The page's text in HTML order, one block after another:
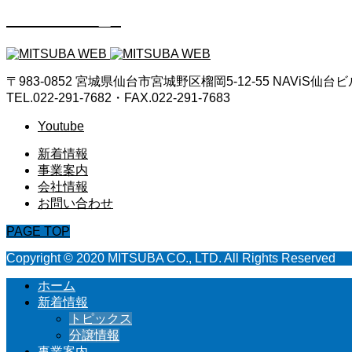
〒983-0852 宮城県仙台市宮城野区榴岡5-12-55 NAViS仙台ビ
TEL.022-291-7682・FAX.022-291-7683
Youtube
新着情報
事業案内
会社情報
お問い合わせ
PAGE TOP
Copyright © 2020 MITSUBA CO., LTD. All Rights Reserved
ホーム
新着情報
トピックス
分譲情報